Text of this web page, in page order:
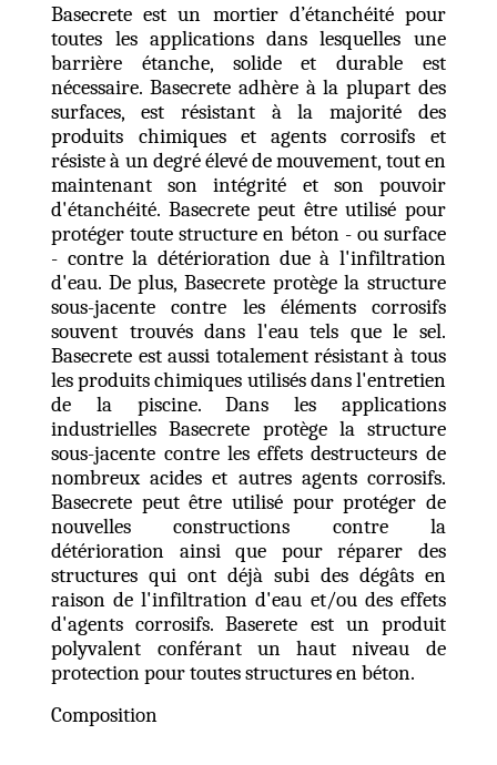
Basecrete est un mortier d’étanchéité pour
toutes les applications dans lesquelles une
barrière étanche, solide et durable est
nécessaire. Basecrete adhère à la plupart des
surfaces, est résistant à la majorité des
produits chimiques et agents corrosifs et
résiste à un degré élevé de mouvement, tout en
maintenant son intégrité et son pouvoir
d'étanchéité. Basecrete peut être utilisé pour
protéger toute structure en béton - ou surface
- contre la détérioration due à l'infiltration
d'eau. De plus, Basecrete protège la structure
sous-jacente contre les éléments corrosifs
souvent trouvés dans l'eau tels que le sel.
Basecrete est aussi totalement résistant à tous
les produits chimiques utilisés dans l'entretien
de la piscine. Dans les applications
industrielles Basecrete protège la structure
sous-jacente contre les effets destructeurs de
nombreux acides et autres agents corrosifs.
Basecrete peut être utilisé pour protéger de
nouvelles constructions contre la
détérioration ainsi que pour réparer des
structures qui ont déjà subi des dégâts en
raison de l'infiltration d'eau et/ou des effets
d'agents corrosifs. Baserete est un produit
polyvalent conférant un haut niveau de
protection pour toutes structures en béton.
Composition